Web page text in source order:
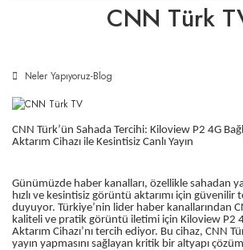
CNN Türk
Neler Yapıyoruz-Blog
CNN Türk’ün Sahada Tercihi: Kiloview P2 4G
Aktarım Cihazı ile Kesintisiz Canlı Yayın
Günümüzde haber kanalları, özellikle sahadan
hızlı ve kesintisiz görüntü aktarımı için
duyuyor. Türkiye’nin lider haber kanallarından
kaliteli ve pratik görüntü iletimi için Kiloview P2
Aktarım Cihazı’nı tercih ediyor. Bu cihaz, CNN
yayın yapmasını sağlayan kritik bir altyapı